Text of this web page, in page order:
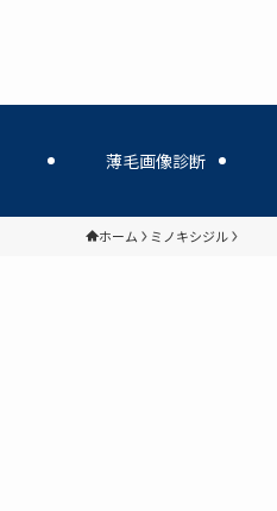
薄毛画像診断
ホーム ミノキシジル